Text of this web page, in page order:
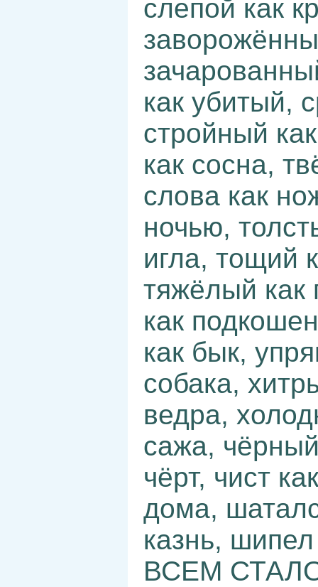
слепой как
как убитый,
стройный
как сосна,
слова как
ночью,
игла, тощий
тяжёлый как
как
как бык,
собака,
ведра,
сажа,
чёрт, чист
дома,
казнь,
ВСЕМ